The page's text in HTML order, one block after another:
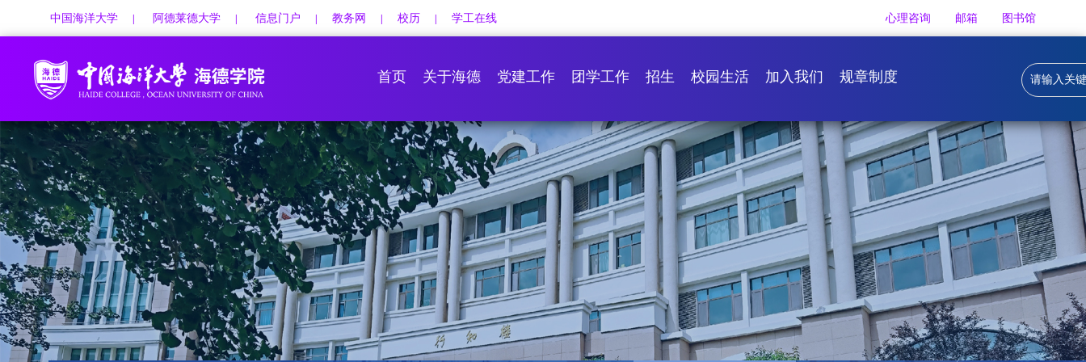
中国海洋大学 | 阿德莱德大学 | 信息门户 | 教务网 | 校历 | 学工在线 心理咨询 邮箱 图书馆
首页 关于海德 党建工作 团学工作 招生 校园生活 加入我们 规章制度